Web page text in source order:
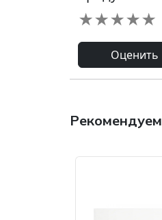
★
★
★
★
★
Оценить
Рекомендуем